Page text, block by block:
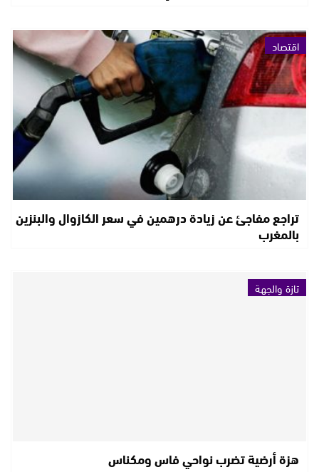
اقتصاد
تراجع مفاجئ عن زيادة درهمين في سعر الكازوال والبنزين
بالمغرب
تازة والجهة
هزة أرضية تضرب نواحي فاس ومكناس